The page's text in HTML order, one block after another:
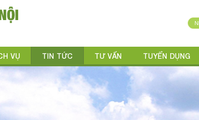
VỤ TIN TỨC TƯ VẤN TUYỂN DỤNG